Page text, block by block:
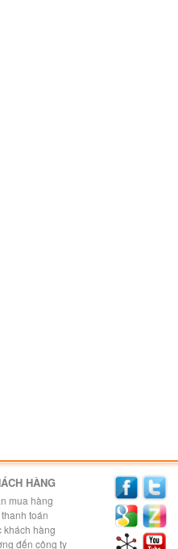
HÀNG
mua hàng
toán
khách hàng
đến công ty